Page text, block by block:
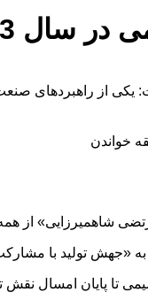
1403 مشخص شد
خواندن
شاهمیرزایی» از همه
به «جهش تولید با